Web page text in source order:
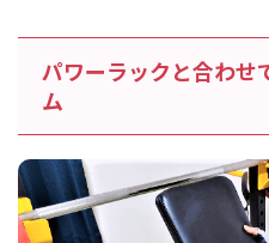
パワーラックと合わせ
ム